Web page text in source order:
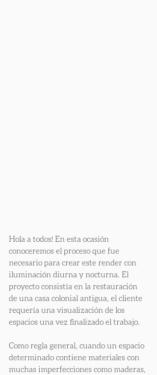
Hola a todos! En esta ocasión
conoceremos el proceso que fue
necesario para crear este render con
iluminación diurna y nocturna. El
proyecto consistía en la restauración
de una casa colonial antigua, el cliente
requería una visualización de los
espacios una vez finalizado el trabajo.
Como regla general, cuando un espacio
determinado contiene materiales con
muchas imperfecciones como maderas,